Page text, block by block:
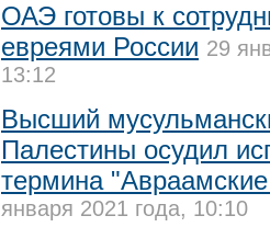
ОАЭ готовы к
евреями России 29
13:12
Высший
Палестины осудил
термина
января 2021 года, 10:10